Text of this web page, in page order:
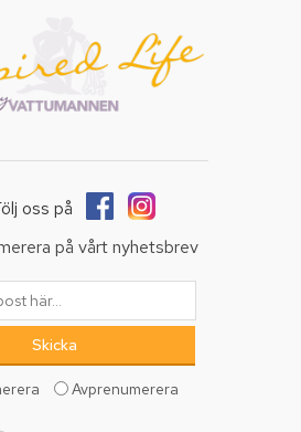
oss på
på vårt nyhetsbrev
Avprenumerera